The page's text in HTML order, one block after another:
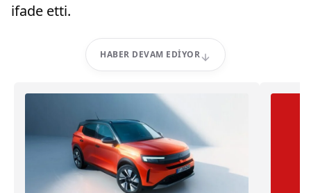
ifade etti.
HABER DEVAM EDIYOR